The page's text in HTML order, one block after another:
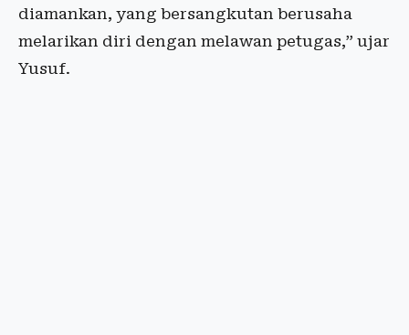
diamankan, yang bersangkutan berusaha
melarikan diri dengan melawan petugas,” ujar
Yusuf.